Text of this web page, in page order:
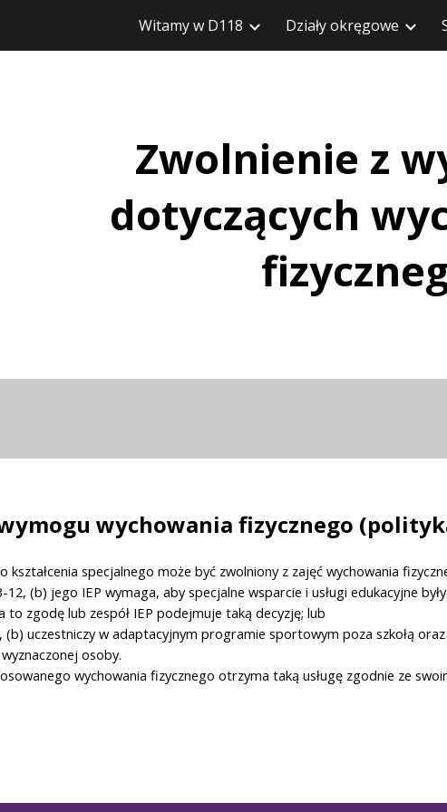
Przejdź do głównej treści
Witamy w D118 Działy okręgowe
Zwolnienie z
dotyczących
wychowania fizycznego
kształcenia specjalnego może być zwolniony z zajęć wychowania
12, (b) jego IEP wymaga, aby specjalne wsparcie i usługi edukacyjne
to zgodę lub zespół IEP podejmuje taką decyzję; lub
(b) uczestniczy w adaptacyjnym programie sportowym poza szkołą
osoby.
wychowania fizycznego otrzyma taką usługę zgodnie ze